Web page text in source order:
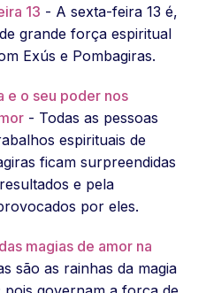
13 - A sexta-feira 13 é,
grande força espiritual
Exús e Pombagiras.
e o seu poder nos
- Todas as pessoas
espirituais de
ficam surpreendidas
e pela
por eles.
magias de amor na
são as rainhas da magia